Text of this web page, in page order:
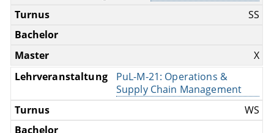
SS
X
PuL-M-21: Operations &
Supply Chain Management
WS